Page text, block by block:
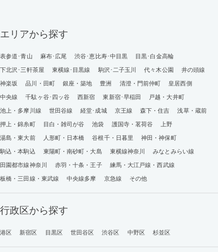
エリアから探す
表参道･青山 麻布･広尾 渋谷･恵比寿･中目黒
目黒･白金高輪
下北沢･三軒茶屋
東横線･目黒線 駒沢･二子玉川 代々木公園
井の頭線
神楽坂
品川・田町 銀座・築地 豊洲 清澄・門前仲町
皇居西側
中央線
千駄ヶ谷･四ッ谷 西新宿 東新宿･早稲田
戸越・大井町
池上・多摩川線
世田谷線 経堂･成城 京王線 森下・住吉
浅草・蔵前
押上・錦糸町
目白・雑司が谷 池袋 護国寺・茗荷谷
上野
湯島・東大前
人形町・日本橋 谷根千・日暮里
神田・神保町
駒込・本駒込
東陽町・南砂町・大島 東横線神奈川
みなとみらい線
田園都市線神奈川
赤羽・十条・王子
練馬・大江戸線・西武線
板橋・三田線・東武線
中央線多摩 京急線 その他
行政区から探す
港区 新宿区 目黒区 世田谷区 渋谷区 中野区 杉並区